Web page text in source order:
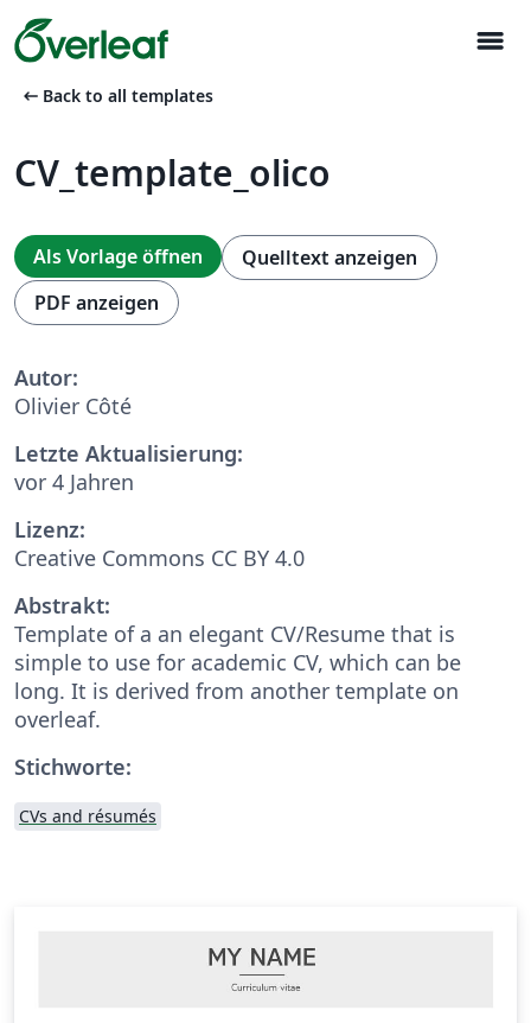
menu
arrow_left_alt Back to all templates
CV_template_olico
Als Vorlage öffnen
Quelltext anzeigen
PDF anzeigen
Autor:
Olivier Côté
Letzte Aktualisierung:
vor 4 Jahren
Lizenz:
Creative Commons CC BY 4.0
Abstrakt:
Template of a an elegant CV/Resume that is
simple to use for academic CV, which can be
long. It is derived from another template on
overleaf.
Stichworte:
CVs and résumés